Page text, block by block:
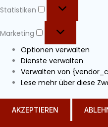
Statistiken
Marketing
Optionen verwalten
Dienste verwalten
Verwalten von
Lese mehr über diese
AKZEPTIEREN